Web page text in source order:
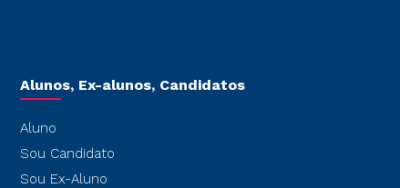
Alunos, Ex-alunos, Candidatos
Aluno
Sou Candidato
Sou Ex-Aluno